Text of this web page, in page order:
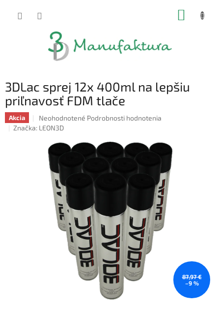
3DLac sprej 12x 400ml na lepšiu
priľnavosť FDM tlače
Akcia
Priemerné
hodnotenie
hviezdičiek.
Neohodnotené Podrobnosti hodnotenia
Značka: LEON3D
87,97 €
–9 %